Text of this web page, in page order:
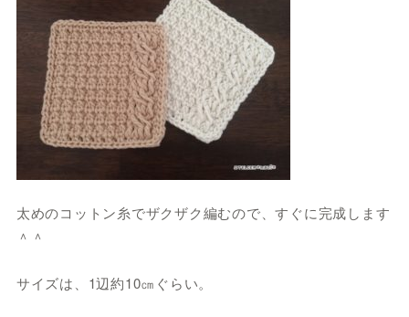
太めのコットン糸でザクザク編むので、すぐに完成します
＾＾
サイズは、1辺約10㎝ぐらい。